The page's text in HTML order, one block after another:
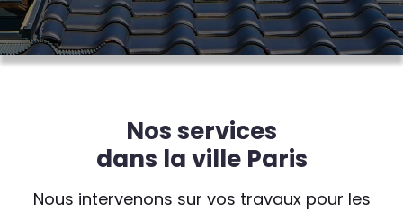
Nos services
dans la ville Paris
Nous intervenons sur vos travaux pour les